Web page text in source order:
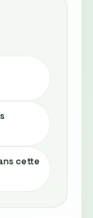
cette